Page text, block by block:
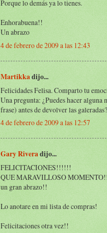
Porque lo demás ya lo tienes.
Enhorabuena!!
Un abrazo
4 de febrero de 2009 a las 12:43
Martikkadijo...
Felicidades Felisa. Comparto tu
Una pregunta: ¿Puedes hacer
frase) antes de devolver las galeradas?
4 de febrero de 2009 a las 12:57
Gary Riveradijo...
FELICITACIONES!!!!!!
QUE MARAVILLOSO
un gran abrazo!!
Lo anotare en mi lista de compras!
Felicitaciones otra vez!!